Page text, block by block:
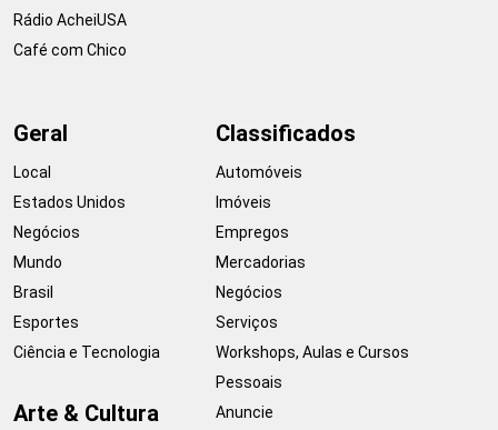
Rádio AcheiUSA
Café com Chico
Geral
Local
Estados Unidos
Negócios
Mundo
Brasil
Esportes
Ciência e Tecnologia
Arte & Cultura
Classificados
Automóveis
Imóveis
Empregos
Mercadorias
Negócios
Serviços
Workshops, Aulas e Cursos
Pessoais
Anuncie